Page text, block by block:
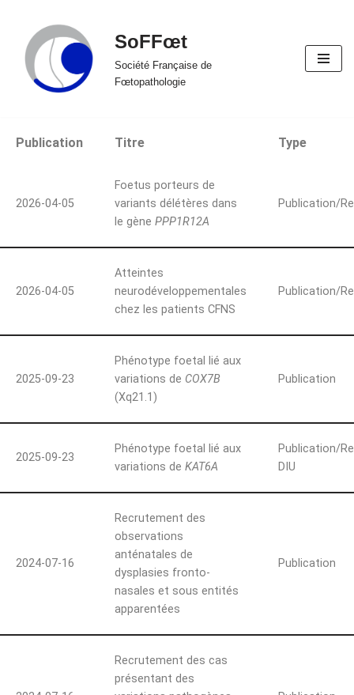
Aller
au
contenu
SoFFœt
Société Française de
Fœtopathologie
Publication Titre Type
2026-04-05
Foetus porteurs de
variants délétères dans
le gène PPP1R12A
Publication/
2026-04-05
Atteintes
neurodéveloppementales
chez les patients CFNS
Publication/
2025-09-23
Phénotype foetal lié aux
variations de COX7B
(Xq21.1)
Publication
2025-09-23
Phénotype foetal lié aux
variations de KAT6A
Publication/
DIU
2024-07-16
Recrutement des
observations
anténatales de
dysplasies fronto-
nasales et sous entités
apparentées
Publication
Recrutement des cas
présentant des